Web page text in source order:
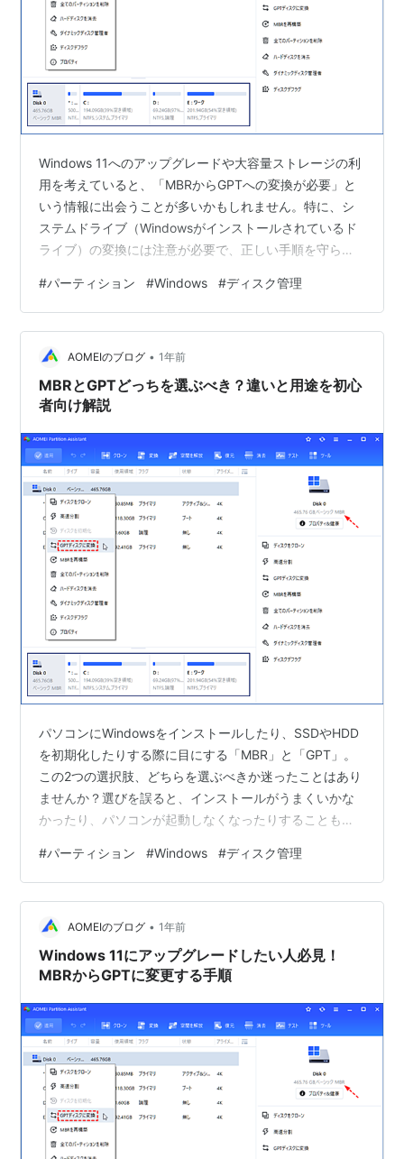
Windows 11へのアップグレードや大容量ストレージの利
用を考えていると、「MBRからGPTへの変換が必要」と
いう情報に出会うことが多いかもしれません。特に、シ
ステムドライブ（Windowsがインストールされているド
ライブ）の変換には注意が必要で、正しい手順を守らな
あります。この記事では、MBRとGPTの違い、変換前の
確認事項、変換する方法についてわかりやすく説明しま
す。 基礎知識：MBRとGPTの違い、なぜ変換が必要
MBR（マスターブートレコード）とGPT（GUIDパーティ
ションテーブル）は、HDDやSSDのパーティションを管
理するため…
#パーティション #Windows #ディスク管理
AOMEIのブログ • 1年前
MBRとGPTどっちを選ぶべき？違いと用途を初心
者向け解説
パソコンにWindowsをインストールしたり、SSDやHDD
を初期化したりする際に目にする「MBR」と「GPT」。
この2つの選択肢、どちらを選ぶべきか迷ったことはあり
ませんか？選びを誤ると、インストールがうまくいかな
かったり、パソコンが起動しなくなったりすることもあ
く説明し、シチュエーションごとにどちらを選ぶべきか
をお伝えします。 MBRとGPTの違いとは？初心者向けに
解説 まず、MBR（マスターブートレコード）と
GPT（GUIDパーティションテーブル）は、どちらもスト
レージデバイス（HDDやSSD）の「パーティション方
式」を指しています。…
#パーティション #Windows #ディスク管理
AOMEIのブログ • 1年前
Windows 11にアップグレードしたい人必見！
MBRからGPTに変更する手順